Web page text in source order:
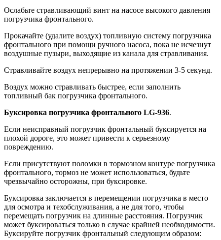
Ослабьте стравливающий винт на насосе высокого давления
погрузчика фронтального.
Прокачайте (удалите воздух) топливную систему погрузчика
фронтального при помощи ручного насоса, пока не исчезнут
воздушные пузыри, выходящие из канала для стравливания.
Стравливайте воздух непрерывно на протяжении 3-5 секунд.
Воздух можно стравливать быстрее, если заполнить
топливный бак погрузчика фронтального.
Буксировка погрузчика фронтального LG-936.
Если неисправный погрузчик фронтальный буксируется на
плохой дороге, это может привести к серьезному
повреждению.
Если присутствуют поломки в тормозном контуре погрузчика
фронтального, тормоз не может использоваться, будьте
чрезвычайно осторожны, при буксировке.
Буксировка заключается в перемещении погрузчика в место
для осмотра и техобслуживания, а не для того, чтобы
перемещать погрузчик на длинные расстояния. Погрузчик
может буксироваться только в случае крайней необходимости.
Буксируйте погрузчик фронтальный следующим образом: